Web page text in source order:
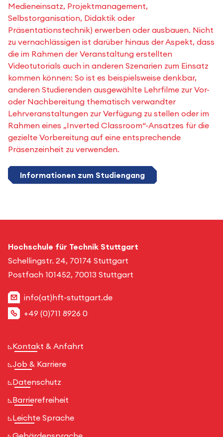
Medieneinsatz, Projektmanagement,
Selbstorganisation, Didaktik oder
Präsentationstechnik) erwerben oder ausbauen. Nicht
zu vernachlässigen ist darüber hinaus der Aspekt, dass
die im Rahmen der Veranstaltung erstellten
Videotutorials auch in anderen Szenarien zum Einsatz
kommen können: So ist es beispielsweise denkbar,
anderen Studierenden ausgewählte Lehrfilme zur Vor-
oder Nachbereitung thematisch verwandter
Lehrveranstaltungen zur Verfügung zu stellen oder im
Rahmen eines „Inverted Classroom“-Ansatzes für die
gezielte Vorbereitung auf eine entsprechende
Präsenzeinheit zu verwenden.
Informationen zum Studiengang
Hochschule für Technik Stuttgart
Schellingstr. 24, 70174 Stuttgart
Postfach 101452, 70013 Stuttgart
info(at)hft-stuttgart.de
+49 (0)711 8926 0
Kontakt & Anfahrt
Job & Karriere
Datenschutz
Barrierefreiheit
Leichte Sprache